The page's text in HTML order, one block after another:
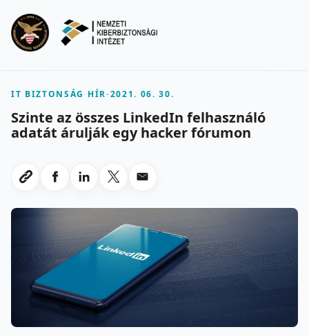
IT BIZTONSÁG HÍR-2021. 06. 30.
Szinte az összes LinkedIn felhasználó
adatát árulják egy hacker fórumon
Link masolasa
Megosztas Facebookon
Megosztas LinkedInen
Megosztas X-en
Megosztas emailben